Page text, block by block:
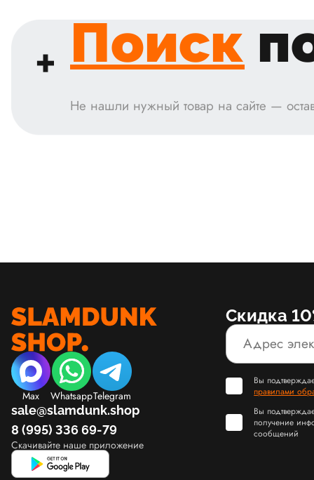
Поиск
Не нашли нужный товар на сайте —
Max WhatsappTelegram
sale@slamdunk.shop
8 (995) 336 69-79
Скачивайте наше приложение
Скидка
Вы
правилами
Вы
получение
сообщений